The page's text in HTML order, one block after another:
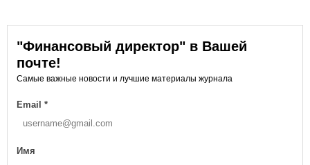
"Финансовый директор" в Вашей
почте!
Самые важные новости и лучшие материалы журнала
Email *
Имя